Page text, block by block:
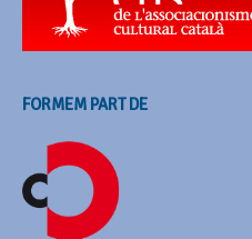
FORMEM PART DE